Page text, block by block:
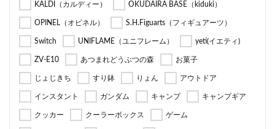
KALDI（カルディー） OKUDAIRA BASE（kiduki）
OPINEL（オピネル） S.H.Figuarts（フィギュアーツ）
Switch UNIFLAME（ユニフレーム） yeti(イエティ)
ZV-E10 あつまれどうぶつの森 お菓子
じょじきち すり鉢 りょん アウトドア
インスタント ガンダム キャンプ キャンプギア
クッカー クーラーボックス ゲーム